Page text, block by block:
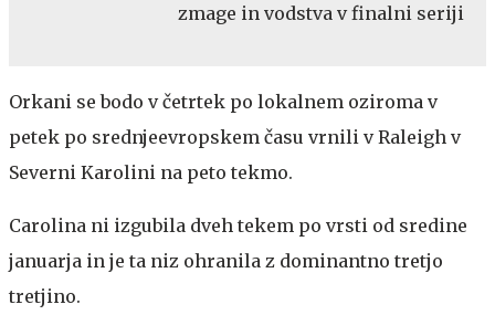
zmage in vodstva v finalni seriji
Orkani se bodo v četrtek po lokalnem oziroma v
petek po srednjeevropskem času vrnili v Raleigh v
Severni Karolini na peto tekmo.
Carolina ni izgubila dveh tekem po vrsti od sredine
januarja in je ta niz ohranila z dominantno tretjo
tretjino.